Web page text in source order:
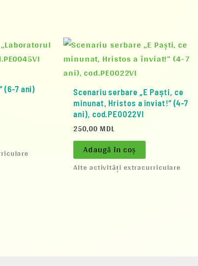
(6-7 ani)
Scenariu serbare „E Paști, ce
minunat, Hristos a înviat!” (4-7
ani), cod.PE0022VI
250,00 MDL
Adaugă în coș
Alte activități extracurriculare